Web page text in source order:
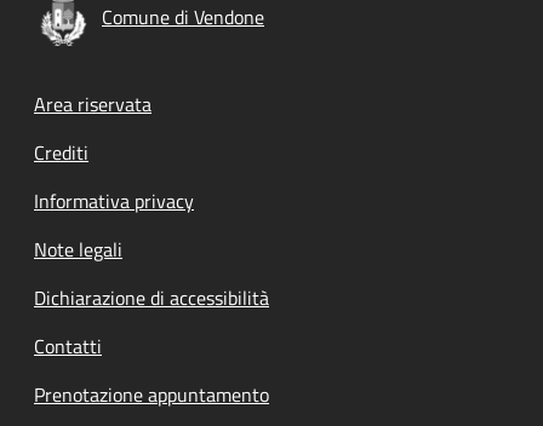
Comune di Vendone
Footer menu
Area riservata
Crediti
Informativa privacy
Note legali
Dichiarazione di accessibilità
Contatti
Prenotazione appuntamento